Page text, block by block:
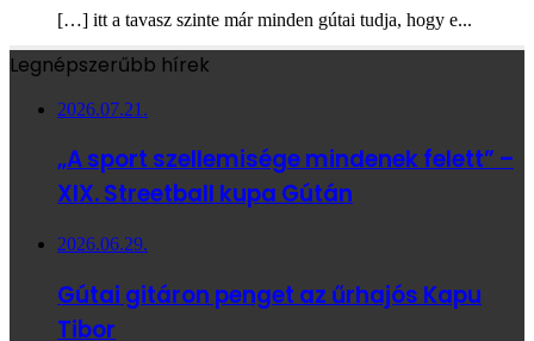
[…] itt a tavasz szinte már minden gútai tudja, hogy e...
Legnépszerűbb hírek
2026.07.21.
„A sport szellemisége mindenek felett” –
XIX. Streetball kupa Gútán
2026.06.29.
Gútai gitáron penget az űrhajós Kapu
Tibor